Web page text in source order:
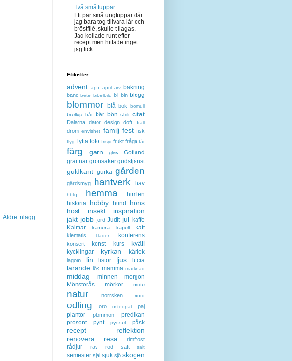
Äldre inlägg
Två små tuppar
Ett par små ungtuppar där
jag bara tog tillvara lår och
bröstfilé, skulle tillagas.
Jag kollade runt efter
recept men hittade inget
jag fick...
Etiketter
advent app april arv bakning
band bete bibelbild bil bin blogg
blommor blå bok bomull
bröllop båt bär bön chili citat
Dalarna dator design doft dräll
dröm envishet familj fest fisk
flyg flytta foto frisyr frukt fråga får
färg garn glas
Gotland
grannar grönsaker gudstjänst
guldkant gurka gården
gärdsmyg hantverk hav
hbtq hemma
himlen
historia hobby hund
höns
höst
insekt
inspiration
jakt jobb jord Judit jul kaffe
Kalmar
kamera kapell katt
klematis kläder konferens
konsert konst kurs kväll
kycklingar kyrkan kärlek
lagom lin listor ljus lucia
lärande lök mamma marknad
middag minnen
morgon
Mönsterås
mörker möte
natur norrsken nörd
odling oro osteopat paj
plantor plommon
predikan
present
pynt pyssel påsk
recept
reflektion
renovera
resa rimfrost
rådjur räv röd saft salt
semester sjal sjuk sjö skogen